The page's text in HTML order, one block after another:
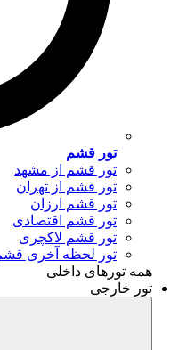
تور قشم
تور قشم از مشهد
تور قشم از تهران
تور قشم ارزان
تور قشم اقتصادی
تور قشم لاکچری
تور لحظه آخری قشم
همه تورهای داخلی
تور خارجی